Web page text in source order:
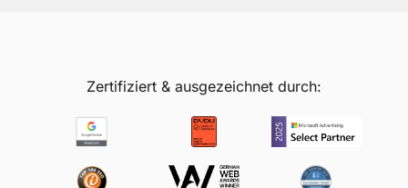
Zertifiziert & ausgezeichnet durch: